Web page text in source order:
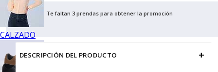
CALZADO
Te faltan 3 prendas para obtener la promoción
DESCRIPCIÓN DEL PRODUCTO +